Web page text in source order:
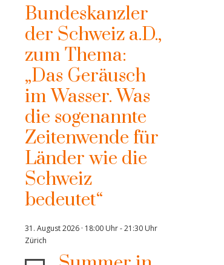
Bundeskanzler
der Schweiz a.D.,
zum Thema:
„Das Geräusch
im Wasser. Was
die sogenannte
Zeitenwende für
Länder wie die
Schweiz
bedeutet“
31. August 2026 · 18:00 Uhr-21:30 Uhr
Zürich